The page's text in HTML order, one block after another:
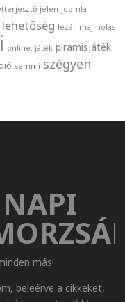
jelen joomla
lehetőség lezár majmolás
online. játék piramisjáték
semmi szégyen
más!
beleérve a cikkeket,